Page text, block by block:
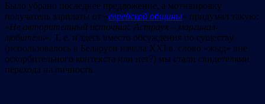
Было убрано последнее предложение, а мотивировку
получатель зарплаты от «еврейской общины» придумал такую:
«Не авторитетный источник. Астраух – маргинал-
любитель». Т. е. и здесь вместо обсуждения по существу
(использовалось в Беларуси начала ХХІ в. слово «жыд» вне
оскорбительного контекста или нет?) мы стали свидетелями
перехода на личность.